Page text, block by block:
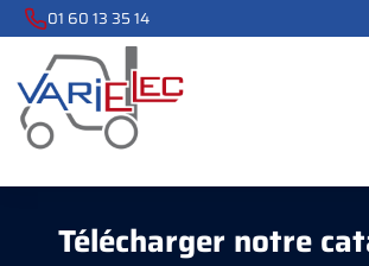
01 60 13 35 14
Télécharger notre